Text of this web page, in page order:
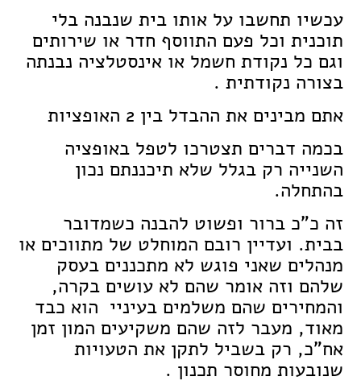
עכשיו תחשבו על אותו בית שנבנה בלי
תוכנית וכל פעם התווסף חדר או שירותים
וגם כל נקודת חשמל או אינסטלציה נבנתה
בצורה נקודתית .
אתם מבינים את ההבדל בין 2 האופציות
בכמה דברים תצטרכו לטפל באופציה
השנייה רק בגלל שלא תיכננתם נכון
בהתחלה.
זה כ"כ ברור ופשוט להבנה כשמדובר
בבית. ועדיין רובם המוחלט של מתווכים או
מנהלים שאני פוגש לא מתכננים בעסק
שלהם וזה אומר שהם לא עושים בקרה,
והמחירים שהם משלמים בעיניי הוא כבד
מאוד, מעבר לזה שהם משקיעים המון זמן
אח"כ, רק בשביל לתקן את הטעויות
שנובעות מחוסר תכנון .